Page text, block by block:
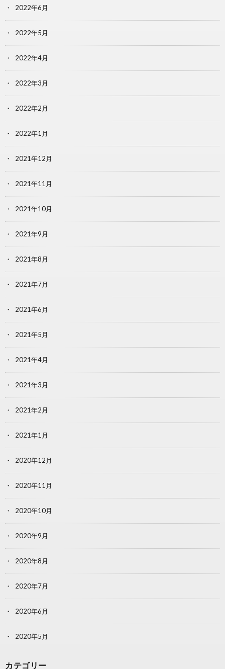
2022年6月
2022年5月
2022年4月
2022年3月
2022年2月
2022年1月
2021年12月
2021年11月
2021年10月
2021年9月
2021年8月
2021年7月
2021年6月
2021年5月
2021年4月
2021年3月
2021年2月
2021年1月
2020年12月
2020年11月
2020年10月
2020年9月
2020年8月
2020年7月
2020年6月
2020年5月
カテゴリー